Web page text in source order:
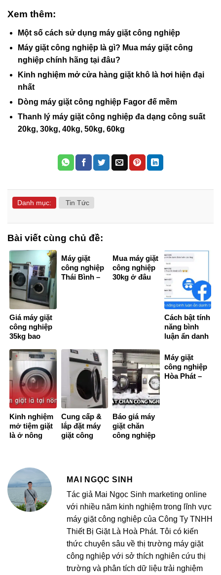
Xem thêm:
Một số cách sử dụng máy giặt công nghiệp
Máy giặt công nghiệp là gì? Mua máy giặt công
nghiệp chính hãng tại đâu?
Kinh nghiệm mở cửa hàng giặt khô là hơi hiện đại
nhất
Dòng máy giặt công nghiệp Fagor đế mềm
Thanh lý máy giặt công nghiệp đa dạng công suất
20kg, 30kg, 40kg, 50kg, 60kg
Danh mục: Tin Tức
Bài viết cùng chủ đề:
Giá máy giặt
công nghiệp
35kg bao
Máy giặt
công nghiệp
Thái Bình –
Mua máy giặt
công nghiệp
30kg ở đâu
Cách bật tính
năng bình
luận ẩn danh
Facebook
Kinh nghiệm
mở tiệm giặt
là ở nông
Cung cấp &
lắp đặt máy
giặt công
Báo giá máy
giặt chăn
công nghiệp
Máy giặt
công nghiệp
Hòa Phát –
MAI NGỌC SINH
Tác giả Mai Ngọc Sinh marketing online
với nhiều năm kinh nghiệm trong lĩnh vực
máy giặt công nghiệp của Công Ty TNHH
Thiết Bị Giặt Là Hoà Phát. Tôi có kiến
thức chuyên sâu về thị trường máy giặt
công nghiệp với sở thích nghiên cứu thị
trường và phân tích dữ liệu trải nghiệm